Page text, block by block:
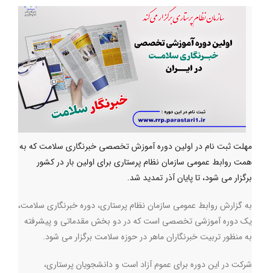
مهلت ثبت نام در اولین دوره آموزش تخصصی خبرنگاری سلامت که به
همت روابط عمومی سازمان نظام پرستاری برای اولین بار در کشور
برگزار می شود، تا پایان آذر تمدید شد.
به گزارش روابط عمومی سازمان نظام پرستاری، دوره خبرنگاری سلامت،
یک دوره آموزشی تخصصی است که در دو بخش مقدماتی و پیشرفته
به منظور تربیت خبرنگاران ماهر در حوزه سلامت برگزار می شود.
شرکت در این دوره برای عموم آزاد است و دانشجویان پرستاری،